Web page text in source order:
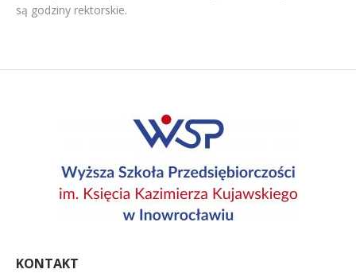
są godziny rektorskie.
KONTAKT